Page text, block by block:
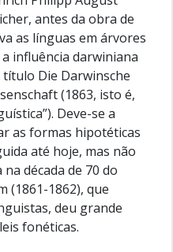
antes da obra de
as línguas em árvores
influência darwiniana
Die Darwinsche
(1863, isto é,
Deve-se a
as formas hipotéticas
até hoje, mas não
década de 70 do
(1861-1862), que
deu grande
fonéticas.